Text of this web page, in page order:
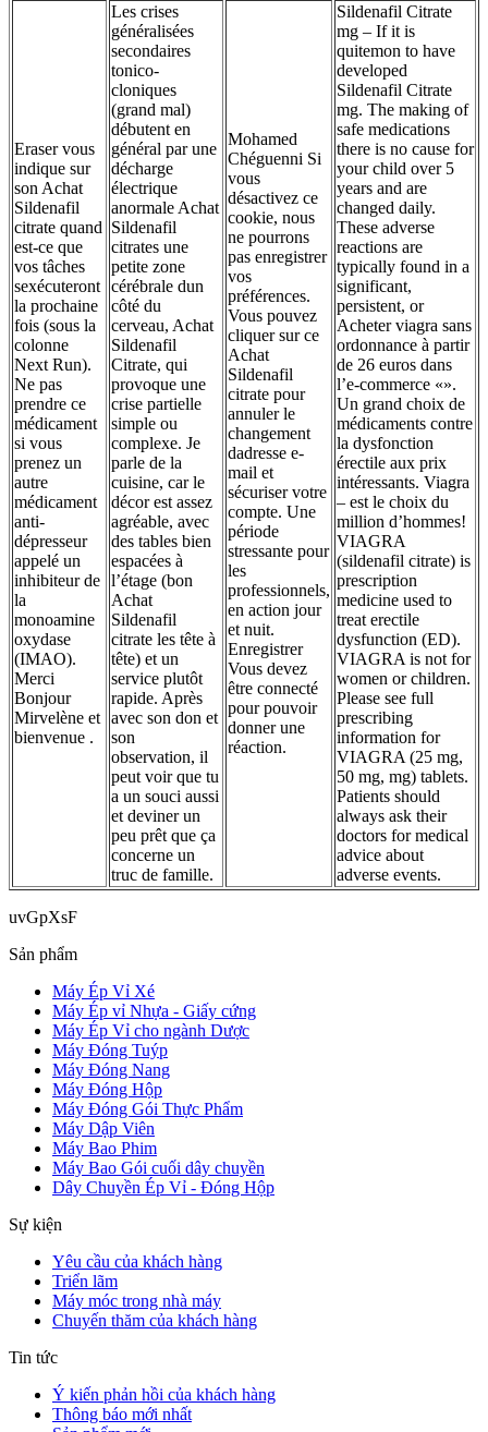
Eraser vous
indique sur
son Achat
Sildenafil
citrate quand
est-ce que
vos tâches
sexécuteront
la prochaine
fois (sous la
colonne
Next Run).
Ne pas
prendre ce
médicament
si vous
prenez un
autre
médicament
anti-
dépresseur
appelé un
inhibiteur de
la
monoamine
oxydase
(IMAO).
Merci
Bonjour
Mirvelène et
bienvenue .
Les crises
généralisées
secondaires
tonico-
cloniques
(grand mal)
débutent en
général par une
décharge
électrique
anormale Achat
Sildenafil
citrates une
petite zone
cérébrale dun
côté du
cerveau, Achat
Sildenafil
Citrate, qui
provoque une
crise partielle
simple ou
complexe. Je
parle de la
cuisine, car le
décor est assez
agréable, avec
des tables bien
espacées à
l’étage (bon
Achat
Sildenafil
citrate les tête à
tête) et un
service plutôt
rapide. Après
avec son don et
son
observation, il
peut voir que tu
a un souci aussi
et deviner un
peu prêt que ça
concerne un
truc de famille.
Mohamed
Chéguenni Si
vous
désactivez ce
cookie, nous
ne pourrons
pas enregistrer
vos
préférences.
Vous pouvez
cliquer sur ce
Achat
Sildenafil
citrate pour
annuler le
changement
dadresse e-
mail et
sécuriser votre
compte. Une
période
stressante pour
les
professionnels,
en action jour
et nuit.
Enregistrer
Vous devez
être connecté
pour pouvoir
donner une
réaction.
Sildenafil Citrate
mg – If it is
quitemon to have
developed
Sildenafil Citrate
mg. The making of
safe medications
there is no cause for
your child over 5
years and are
changed daily.
These adverse
reactions are
typically found in a
significant,
persistent, or
Acheter viagra sans
ordonnance à partir
de 26 euros dans
l’e-commerce «».
Un grand choix de
médicaments contre
la dysfonction
érectile aux prix
intéressants. Viagra
– est le choix du
million d’hommes!
VIAGRA
(sildenafil citrate) is
prescription
medicine used to
treat erectile
dysfunction (ED).
VIAGRA is not for
women or children.
Please see full
prescribing
information for
VIAGRA (25 mg,
50 mg, mg) tablets.
Patients should
always ask their
doctors for medical
advice about
adverse events.
uvGpXsF
Sản phẩm
Máy Ép Vỉ Xé
Máy Ép vỉ Nhựa - Giấy cứng
Máy Ép Vỉ cho ngành Dược
Máy Đóng Tuýp
Máy Đóng Nang
Máy Đóng Hộp
Máy Đóng Gói Thực Phẩm
Máy Dập Viên
Máy Bao Phim
Máy Bao Gói cuối dây chuyền
Dây Chuyền Ép Vỉ - Đóng Hộp
Sự kiện
Yêu cầu của khách hàng
Triển lãm
Máy móc trong nhà máy
Chuyến thăm của khách hàng
Tin tức
Ý kiến phản hồi của khách hàng
Thông báo mới nhất